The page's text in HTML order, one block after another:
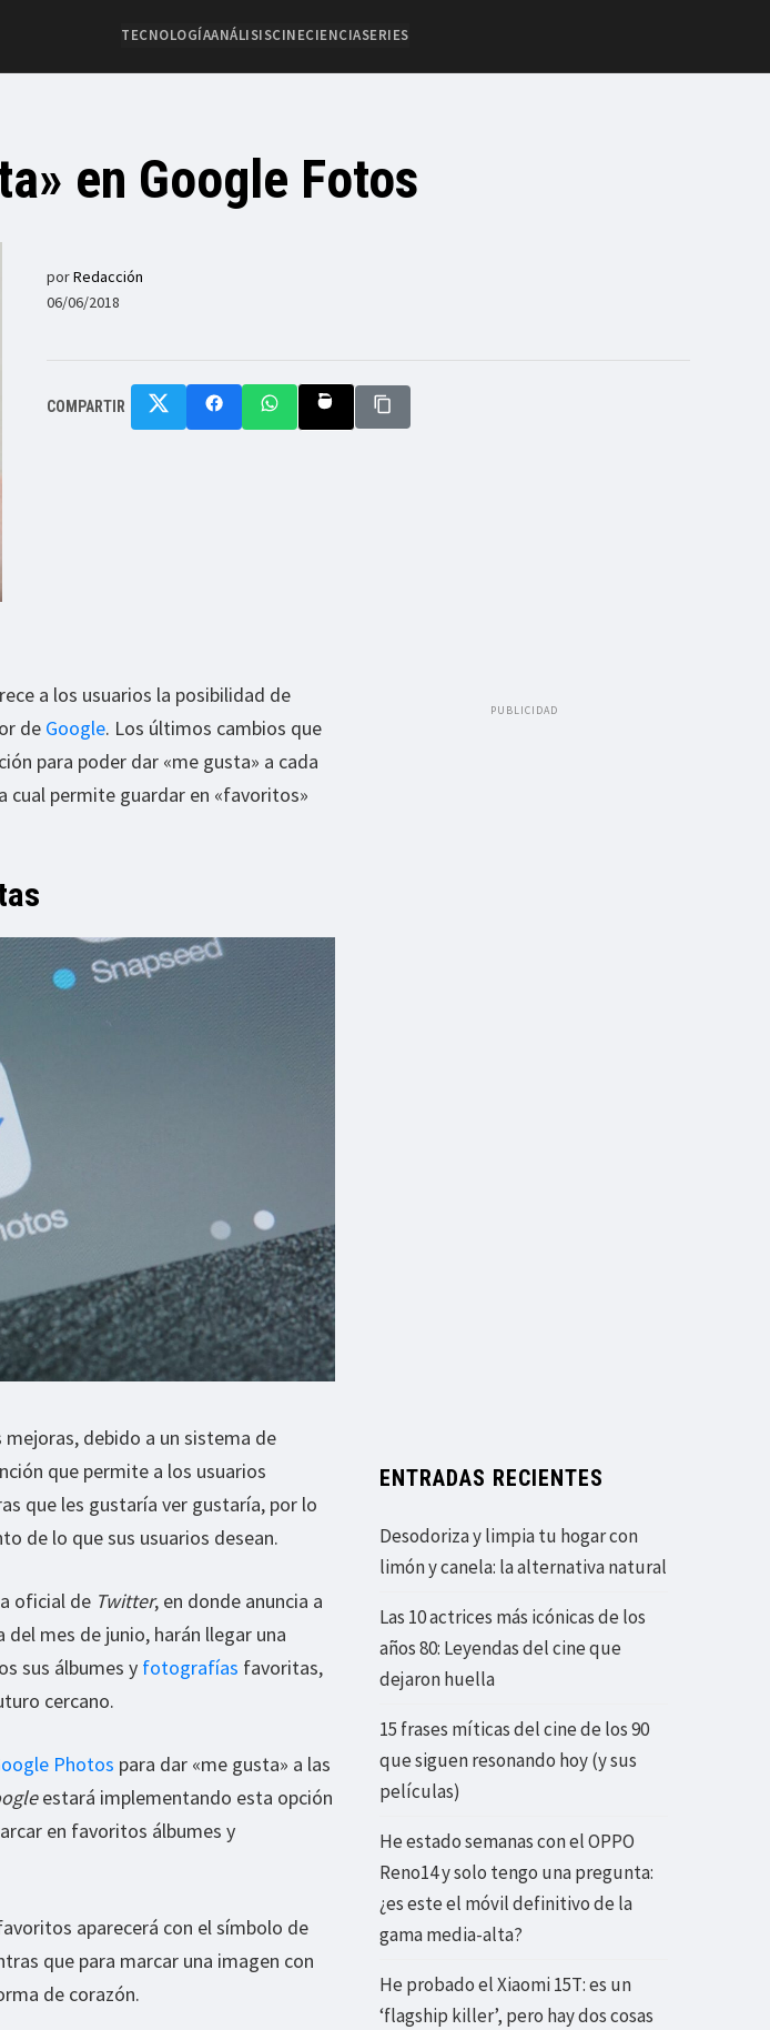
TECNOLOGÍAANÁLISISCINECIENCIASERIES
en Google Fotos
porRedacción
06/06/2018
COMPARTIR
a los usuarios la posibilidad de
de Google. Los últimos cambios que
para poder dar «me gusta» a cada
cual permite guardar en «favoritos»
debido a un sistema de
que permite a los usuarios
que les gustaría ver gustaría, por lo
de lo que sus usuarios desean.
oficial de Twitter, en donde anuncia a
mes de junio, harán llegar una
sus álbumes y fotografías favoritas,
cercano.
Photos para dar «me gusta» a las
estará implementando esta opción
en favoritos álbumes y
aparecerá con el símbolo de
que para marcar una imagen con
de corazón.
PUBLICIDAD
ENTRADAS RECIENTES
Desodoriza y limpia tu hogar con
limón y canela: la alternativa natural
Las 10 actrices más icónicas de los
años 80: Leyendas del cine que
dejaron huella
15 frases míticas del cine de los 90
que siguen resonando hoy (y sus
películas)
He estado semanas con el OPPO
Reno14 y solo tengo una pregunta:
¿es este el móvil definitivo de la
gama media-alta?
He probado el Xiaomi 15T: es un
‘flagship killer’, pero hay dos cosas